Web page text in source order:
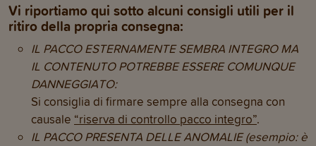
Vi riportiamo qui sotto alcuni consigli utili per il
ritiro della propria consegna:
IL PACCO ESTERNAMENTE SEMBRA INTEGRO MA
IL CONTENUTO POTREBBE ESSERE COMUNQUE
DANNEGGIATO:
Si consiglia di firmare sempre alla consegna con
causale “riserva di controllo pacco integro”.
IL PACCO PRESENTA DELLE ANOMALIE (esempio: è